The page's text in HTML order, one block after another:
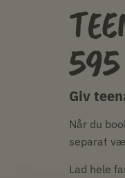
Giv
Når du
separat
Lad hele